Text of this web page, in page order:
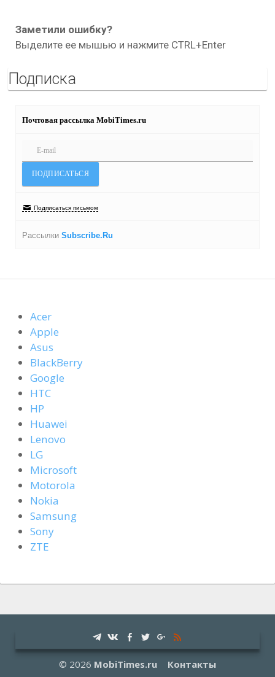
Заметили ошибку?
Выделите ее мышью и нажмите CTRL+Enter
Подписка
Почтовая рассылка MobiTimes.ru
Подписаться письмом
Рассылки Subscribe.Ru
Acer
Apple
Asus
BlackBerry
Google
HTC
HP
Huawei
Lenovo
LG
Microsoft
Motorola
Nokia
Samsung
Sony
ZTE
© 2026 MobiTimes.ru Контакты